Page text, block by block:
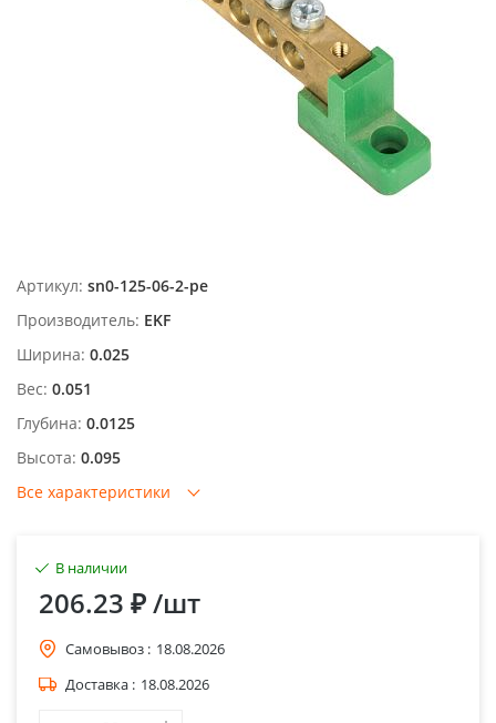
Артикул: sn0-125-06-2-pe
Производитель: EKF
Ширина: 0.025
Вес: 0.051
Глубина: 0.0125
Высота: 0.095
Все характеристики
В наличии
206.23 ₽/шт
Самовывоз : 18.08.2026
Доставка : 18.08.2026